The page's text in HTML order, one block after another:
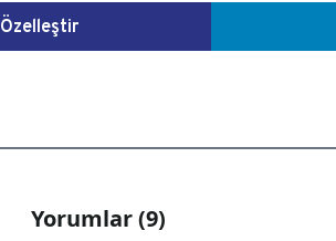
Özelleştir
Yorumlar (9)